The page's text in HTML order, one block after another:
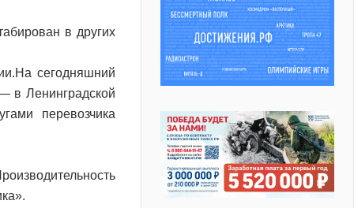
в других
сегодняшний
в Ленинградской
перевозчика